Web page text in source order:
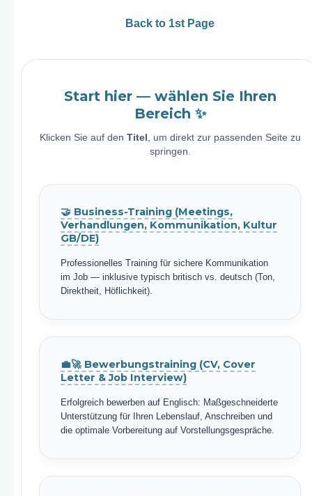
Back to 1st Page
Start hier — wählen Sie Ihren
Bereich ✨
Klicken Sie auf den Titel
, um direkt zur passenden Seite zu
springen.
🤝 Business-Training (Meetings,
Verhandlungen, Kommunikation, Kultur
GB/DE)
Professionelles Training für sichere Kommunikation
im Job — inklusive typisch britisch vs. deutsch (Ton,
Direktheit, Höflichkeit).
💼🚀 Bewerbungstraining (CV, Cover
Letter & Job Interview)
Erfolgreich bewerben auf Englisch: Maßgeschneiderte
Unterstützung für Ihren Lebenslauf, Anschreiben und
die optimale Vorbereitung auf Vorstellungsgespräche.